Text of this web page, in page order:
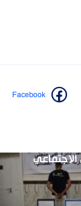
Facebook
الاجتماعي